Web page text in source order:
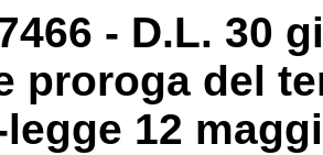
- D.L. 30
proroga del
12